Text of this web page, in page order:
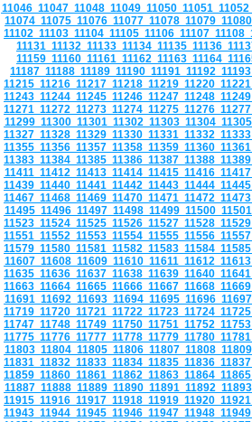
11046 11047 11048 11049 11050 11051 11052
11074 11075 11076 11077 11078 11079 11080
11102 11103 11104 11105 11106 11107 11108
11131 11132 11133 11134 11135 11136
11159 11160 11161 11162 11163 11164
11187 11188 11189 11190 11191 11192 11193
11215 11216 11217 11218 11219 11220 11221
11243 11244 11245 11246 11247 11248 11249
11271 11272 11273 11274 11275 11276 11277
11299 11300 11301 11302 11303 11304 11305
11327 11328 11329 11330 11331 11332 11333
11355 11356 11357 11358 11359 11360 11361
11383 11384 11385 11386 11387 11388 11389
11411 11412 11413 11414 11415 11416 11417
11439 11440 11441 11442 11443 11444 11445
11467 11468 11469 11470 11471 11472 11473
11495 11496 11497 11498 11499 11500 11501
11523 11524 11525 11526 11527 11528 11529
11551 11552 11553 11554 11555 11556 11557
11579 11580 11581 11582 11583 11584 11585
11607 11608 11609 11610 11611 11612 11613
11635 11636 11637 11638 11639 11640 11641
11663 11664 11665 11666 11667 11668 11669
11691 11692 11693 11694 11695 11696 11697
11719 11720 11721 11722 11723 11724 11725
11747 11748 11749 11750 11751 11752 11753
11775 11776 11777 11778 11779 11780 11781
11803 11804 11805 11806 11807 11808 11809
11831 11832 11833 11834 11835 11836 11837
11859 11860 11861 11862 11863 11864 11865
11887 11888 11889 11890 11891 11892 11893
11915 11916 11917 11918 11919 11920 11921
11943 11944 11945 11946 11947 11948 11949